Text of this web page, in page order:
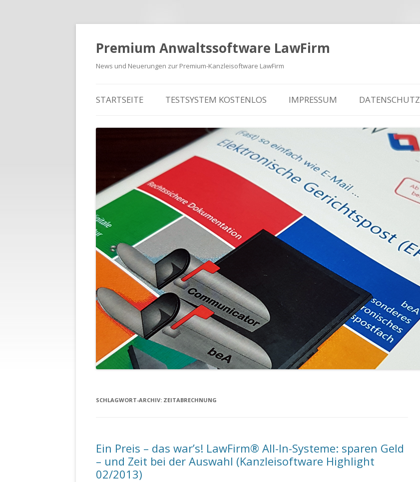
Premium Anwaltssoftware LawFirm
News und Neuerungen zur Premium-Kanzleisoftware LawFirm
STARTSEITE TESTSYSTEM KOSTENLOS IMPRESSUM DATENSCHUTZ
SCHLAGWORT-ARCHIV: ZEITABRECHNUNG
Ein Preis – das war’s! LawFirm® All-In-Systeme: sparen Geld
– und Zeit bei der Auswahl (Kanzleisoftware Highlight
02/2013)